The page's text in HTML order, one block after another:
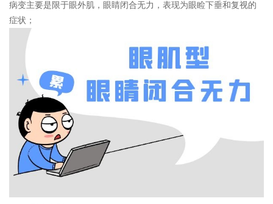
病变主要是限于眼外肌，眼睛闭合无力，表现为眼睑下垂和复视的
症状；